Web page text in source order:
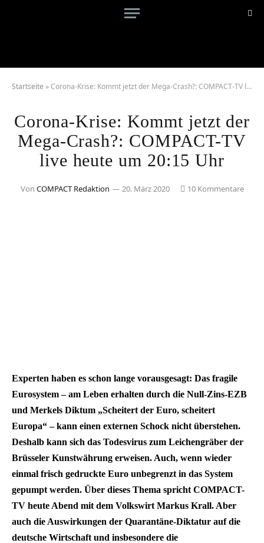
Startseite »Corona-Krise: Kommt jetzt der Mega-Crash?: COMPACT-TV live heute um 20:15 Uhr
Corona-Krise: Kommt jetzt der
Mega-Crash?: COMPACT-TV
live heute um 20:15 Uhr
Von COMPACT Redaktion 20. März 2020 10 Kommentare
Experten haben es schon lange vorausgesagt: Das fragile
Eurosystem – am Leben erhalten durch die Null-Zins-EZB
und Merkels Diktum „Scheitert der Euro, scheitert
Europa“ – kann einen externen Schock nicht überstehen.
Deshalb kann sich das Todesvirus zum Leichengräber der
Brüsseler Kunstwährung erweisen. Auch, wenn wieder
einmal frisch gedruckte Euro unbegrenzt in das System
gepumpt werden. Über dieses Thema spricht COMPACT-
TV heute Abend mit dem Volkswirt Markus Krall. Aber
auch die Auswirkungen der Quarantäne-Diktatur auf die
deutsche Wirtschaft und insbesondere die